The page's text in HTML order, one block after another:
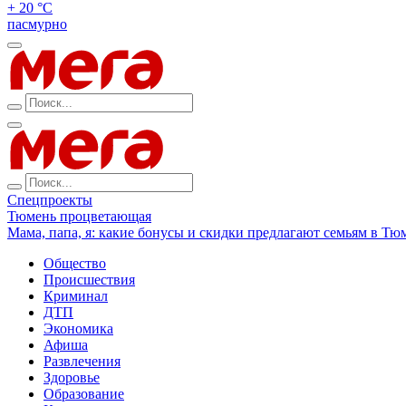
+ 20 °С
пасмурно
Спецпроекты
Тюмень процветающая
Мама, папа, я: какие бонусы и скидки предлагают семьям в
Общество
Происшествия
Криминал
ДТП
Экономика
Афиша
Развлечения
Здоровье
Образование